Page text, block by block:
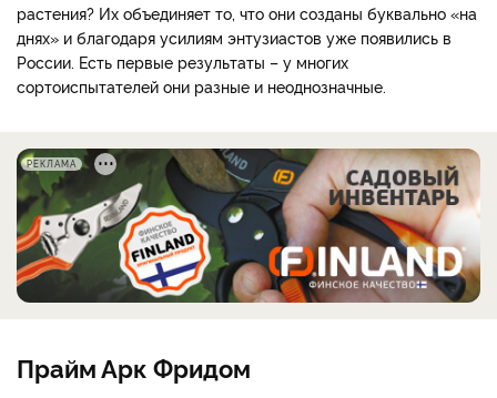
растения? Их объединяет то, что они созданы буквально «на
днях» и благодаря усилиям энтузиастов уже появились в
России. Есть первые результаты – у многих
сортоиспытателей они разные и неоднозначные.
РЕКЛАМА
Прайм Арк Фридом